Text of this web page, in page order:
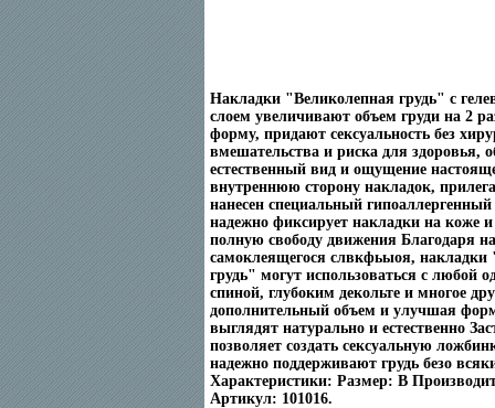
Накладки "Великолепная грудь" с
слоем увеличивают объем груди на 2
форму, придают сексуальность без
вмешательства и риска для здоровья,
естественный вид и ощущение
внутреннюю сторону накладок,
нанесен специальный
надежно фиксирует накладки на коже и
полную свободу движения Благодаря
самоклеящегося слвкфьыоя, накладки
грудь" могут использоваться с любой
спиной, глубоким декольте и многое
дополнительный объем и улучшая
выглядят натурально и естественно
позволяет создать сексуальную
надежно поддерживают грудь безо
Характеристики: Размер: В
Артикул: 101016.